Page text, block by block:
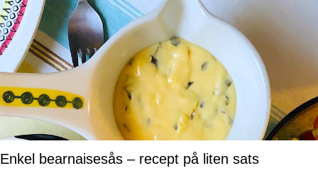
Enkel bearnaisesås – recept på liten sats